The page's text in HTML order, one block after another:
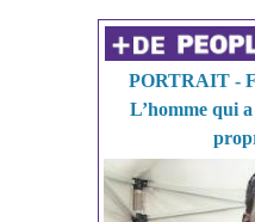
PORTRAIT -
L’homme qui